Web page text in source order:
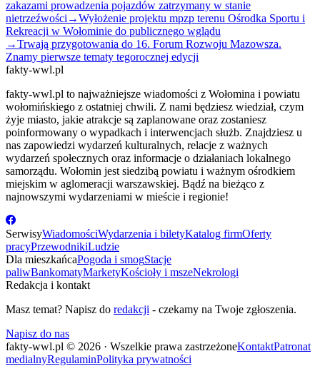
zakazami prowadzenia pojazdów zatrzymany w stanie
nietrzeźwości →Wyłożenie projektu mpzp terenu Ośrodka Sportu i
Rekreacji w Wołominie do publicznego wglądu
→Trwają przygotowania do 16. Forum Rozwoju Mazowsza.
Znamy pierwsze tematy tegorocznej edycji
fakty-wwl.pl
fakty-wwl.pl to najważniejsze wiadomości z Wołomina i powiatu
wołomińskiego z ostatniej chwili. Z nami będziesz wiedział, czym
żyje miasto, jakie atrakcje są zaplanowane oraz zostaniesz
poinformowany o wypadkach i interwencjach służb. Znajdziesz u
nas zapowiedzi wydarzeń kulturalnych, relacje z ważnych
wydarzeń społecznych oraz informacje o działaniach lokalnego
samorządu. Wołomin jest siedzibą powiatu i ważnym ośrodkiem
miejskim w aglomeracji warszawskiej. Bądź na bieżąco z
najnowszymi wydarzeniami w mieście i regionie!
SerwisyWiadomościWydarzenia i biletyKatalog firmOferty
pracyPrzewodnikiLudzie
Dla mieszkańcaPogoda i smogStacje
paliwBankomatyMarketyKościoły i mszeNekrologi
Redakcja i kontakt
Masz temat? Napisz do redakcji - czekamy na Twoje zgłoszenia.
Napisz do nas
fakty-wwl.pl © 2026 · Wszelkie prawa zastrzeżoneKontaktPatronat
medialnyRegulaminPolityka prywatności